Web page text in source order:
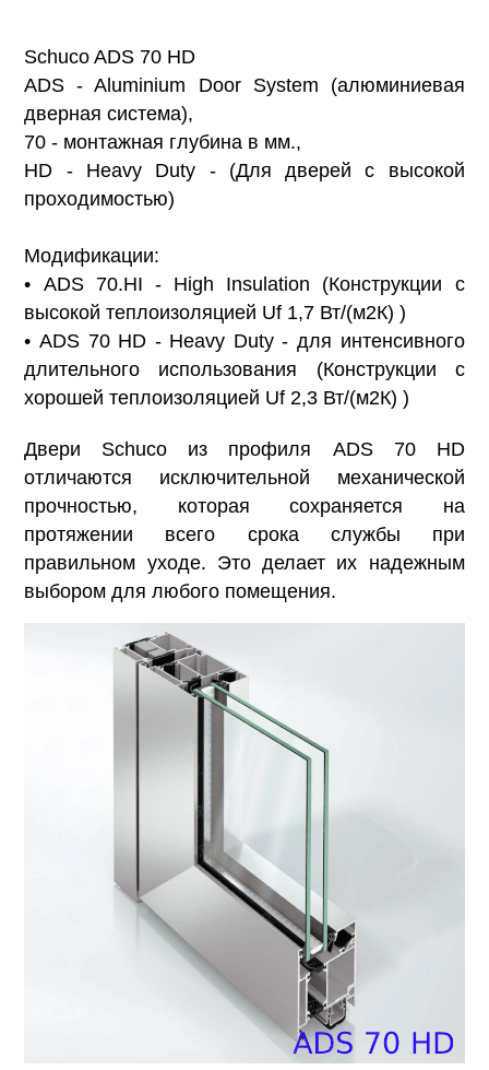
Schuco ADS 70 HD
ADS - Aluminium Door System (алюминиевая
дверная система),
70 - монтажная глубина в мм.,
HD - Heavy Duty - (Для дверей с высокой
проходимостью)
Модификации:
• ADS 70.HI - High Insulation (Конструкции с
высокой теплоизоляцией Uf 1,7 Вт/(м2К) )
• ADS 70 HD - Heavy Duty - для интенсивного
длительного использования (Конструкции с
хорошей теплоизоляцией Uf 2,3 Вт/(м2К) )
Двери Schuco из профиля ADS 70 HD
отличаются исключительной механической
прочностью, которая сохраняется на
протяжении всего срока службы при
правильном уходе. Это делает их надежным
выбором для любого помещения.